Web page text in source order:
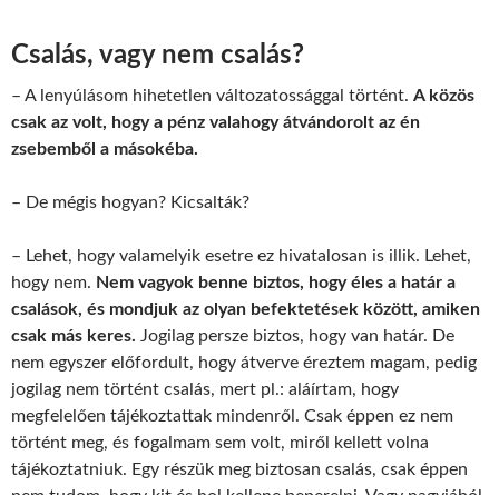
Csalás, vagy nem csalás?
– A lenyúlásom hihetetlen változatossággal történt. A közös
csak az volt, hogy a pénz valahogy átvándorolt az én
zsebemből a másokéba.
– De mégis hogyan? Kicsalták?
– Lehet, hogy valamelyik esetre ez hivatalosan is illik. Lehet,
hogy nem. Nem vagyok benne biztos, hogy éles a határ a
csalások, és mondjuk az olyan befektetések között, amiken
csak más keres. Jogilag persze biztos, hogy van határ. De
nem egyszer előfordult, hogy átverve éreztem magam, pedig
jogilag nem történt csalás, mert pl.: aláírtam, hogy
megfelelően tájékoztattak mindenről. Csak éppen ez nem
történt meg, és fogalmam sem volt, miről kellett volna
tájékoztatniuk. Egy részük meg biztosan csalás, csak éppen